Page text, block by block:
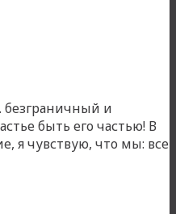
безграничный и
быть его частью! В
я чувствую, что мы: все